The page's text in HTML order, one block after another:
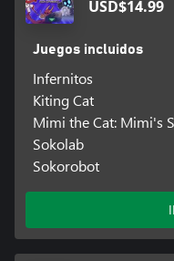
USD$14.99
Juegos incluidos
Infernitos
Kiting Cat
Mimi the Cat: Mimi's
Sokolab
Sokorobot